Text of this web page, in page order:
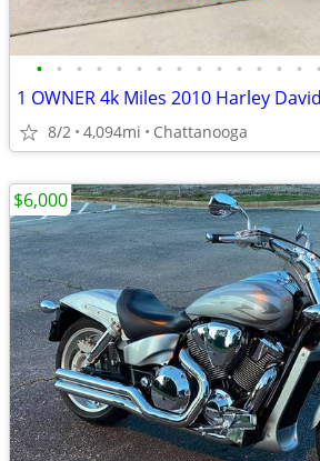
• • • • • • • • • • • • • • •
1 OWNER 4k Miles 2010 Harley
8/2 4,094mi Chattanooga
$6,000